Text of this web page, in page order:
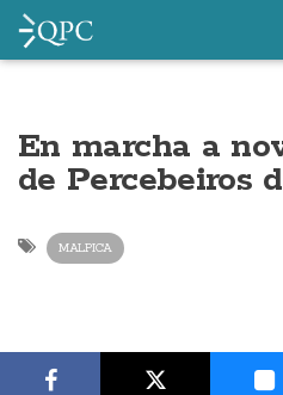
En marcha a
de Percebeiros
MALPICA